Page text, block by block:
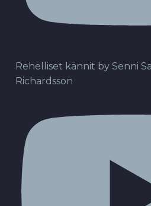
Rehelliset kännit by Senni
Richardsson